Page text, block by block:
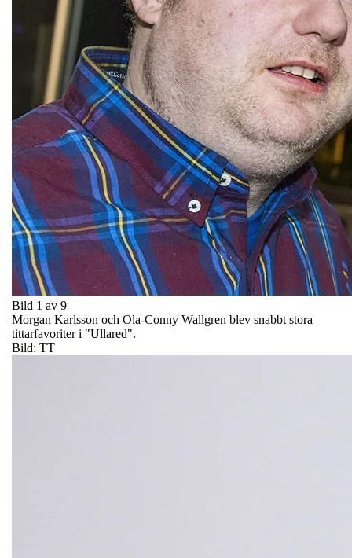
Bild 1 av 9
Morgan Karlsson och Ola-Conny Wallgren blev snabbt stora
tittarfavoriter i "Ullared".
Bild: TT